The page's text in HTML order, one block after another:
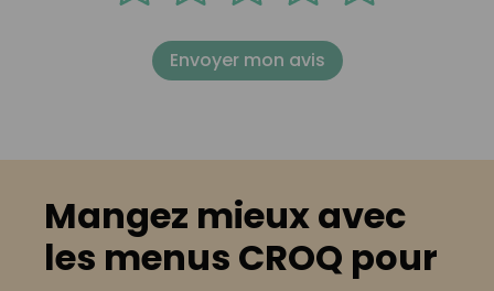
Envoyer mon avis
Mangez mieux avec
les menus CROQ pour